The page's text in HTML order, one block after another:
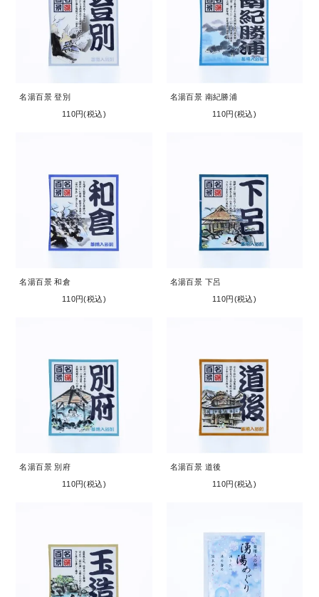
名湯百景 登別
110円(税込)
名湯百景 南紀勝浦
110円(税込)
名湯百景 和倉
110円(税込)
名湯百景 下呂
110円(税込)
名湯百景 別府
110円(税込)
名湯百景 道後
110円(税込)